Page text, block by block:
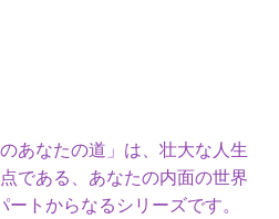
あなたの道」は、壮大な人生
である、あなたの内面の世界
トからなるシリーズです。